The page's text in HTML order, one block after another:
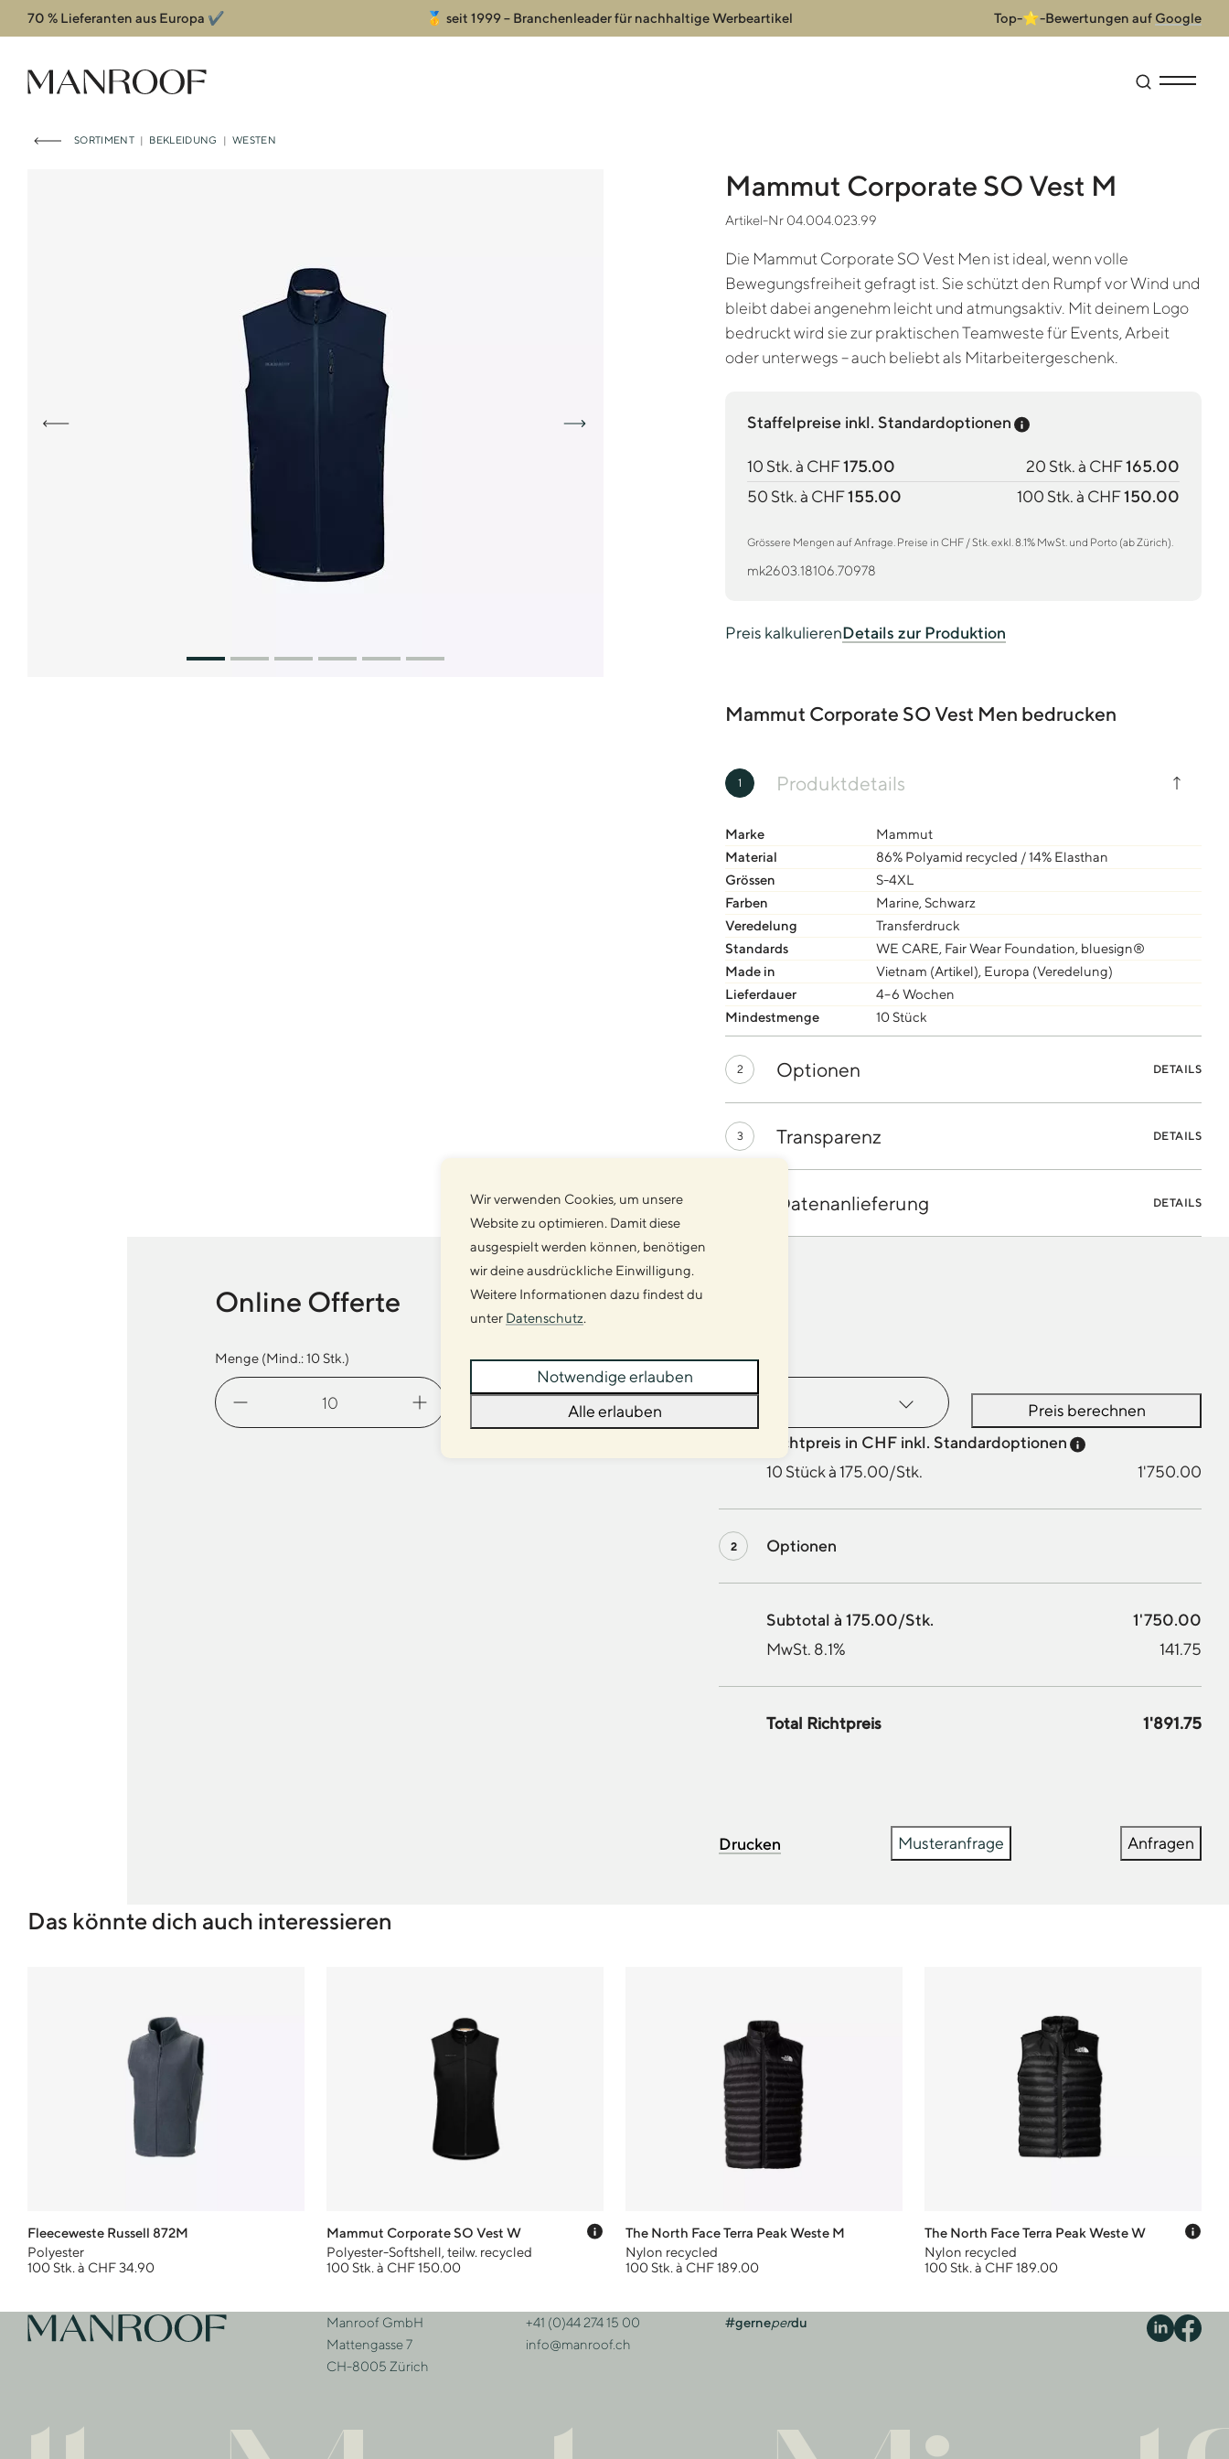
70 % Lieferanten aus Europa ✔️ 🥇 seit 1999 – Branchenleader für nachhaltige Werbeartikel Top-⭐-Bewertungen auf Google
Header
Manroof GmbH Suche
SORTIMENT | BEKLEIDUNG | WESTEN
Mammut Corporate SO Vest M
Artikel-Nr 04.004.023.99
Die Mammut Corporate SO Vest Men ist ideal, wenn volle
Bewegungsfreiheit gefragt ist. Sie schützt den Rumpf vor Wind und
bleibt dabei angenehm leicht und atmungsaktiv. Mit deinem Logo
bedruckt wird sie zur praktischen Teamweste für Events, Arbeit
oder unterwegs – auch beliebt als Mitarbeitergeschenk.
Staffelpreise inkl. Standardoptionen Preis-Tooltip anzeigen
10 Stk. à CHF175.00 20 Stk. à CHF165.00
50 Stk. à CHF155.00 100 Stk. à CHF150.00
Grössere Mengen auf Anfrage. Preise in CHF / Stk. exkl. 8.1% MwSt. und Porto (ab Zürich).
mk2603.18106.70978
Preis kalkulierenDetails zur Produktion
Mammut Corporate SO Vest Men bedrucken
1 Produktdetails
Marke
Mammut
Material
86% Polyamid recycled / 14% Elasthan
Grössen
S-4XL
Farben
Marine, Schwarz
Veredelung
Transferdruck
Standards
WE CARE, Fair Wear Foundation, bluesign®
Made in
Vietnam (Artikel), Europa (Veredelung)
Lieferdauer
4–6 Wochen
Mindestmenge
10 Stück
2 Optionen DETAILS
3 Transparenz DETAILS
Datenanlieferung DETAILS
Online Offerte
Menge (Mind.:10Stk.)
Mammut
Corporate
Druck
Preis berechnen
Richtpreis in CHF inkl. Standardoptionen
Preis-Tooltip
10 Stück à 175.00/Stk.
1'750.00
Optionen
Subtotal à 175.00/Stk.
1'750.00
MwSt. 8.1%
141.75
Total Richtpreis 1'891.75
Musteranfrage Anfragen
Das könnte dich auch interessieren
Fleeceweste Russell 872M
Polyester
100 Stk. à CHF 34.90
Mammut Corporate SO Vest W
Polyester-Softshell, teilw. recycled
100 Stk. à CHF 150.00
Preis-Tooltip anzeigen
The North Face Terra Peak Weste M
Nylon recycled
100 Stk. à CHF 189.00
The North Face Terra Peak Weste W
Nylon recycled
100 Stk. à CHF 189.00
Footer
Zur Startseite Adresse
Manroof GmbH
Mattengasse 7
CH-8005 Zürich
Kontakt
+41 (0)44 274 15 00
info@manroof.ch
#gerneperdu
Wir verwenden Cookies, um unsere
Website zu optimieren. Damit diese
ausgespielt werden können, benötigen
wir deine ausdrückliche Einwilligung.
Weitere Informationen dazu findest du
unter Datenschutz.
Notwendige erlauben
Alle erlauben